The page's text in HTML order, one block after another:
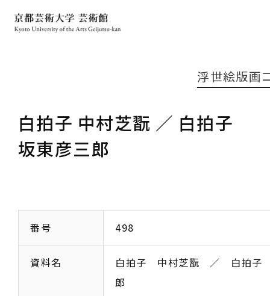
白拍子 中村芝翫 ／ 白拍子
坂東彦三郎
浮世絵版画
番号 498
資料名
白拍子 中村芝翫 ／ 白拍子
郎